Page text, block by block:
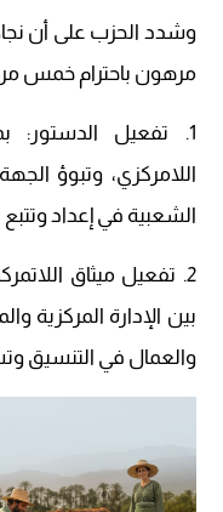
وشدد الحزب على أن
مرهون باحترام خمس
1. تفعيل الدستور:
اللامركزي، وتبوؤ
الشعبية في إعداد وتتبع
2. تفعيل ميثاق
بين الإدارة المركزية
والعمال في التنسيق